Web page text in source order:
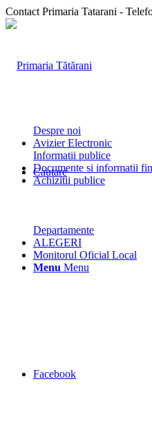
Contact Primaria Tatarani -
Cautare
Menu Menu
Facebook
Despre noi
Avizier Electronic
Informatii publice
Documente si informatii
Achizitii publice
Departamente
ALEGERI
Monitorul Oficial Local